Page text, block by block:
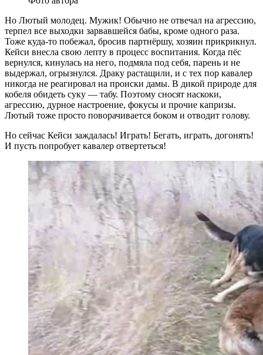
Но Лютый молодец. Мужик! Обычно не отвечал на агрессию,
терпел все выходки зарвавшейся бабы, кроме одного раза.
Тоже куда-то побежал, бросив партнёршу, хозяин прикрикнул.
Кейси внесла свою лепту в процесс воспитания. Когда пёс
вернулся, кинулась на него, подмяла под себя, парень и не
выдержал, огрызнулся. Драку растащили, и с тех пор кавалер
никогда не реагировал на происки дамы. В дикой природе для
кобеля обидеть суку — табу. Поэтому сносят наскоки,
агрессию, дурное настроение, фокусы и прочие капризы.
Лютый тоже просто поворачивается боком и отводит голову.
Но сейчас Кейси заждалась! Играть! Бегать, играть, догонять!
И пусть попробует кавалер отвертеться!